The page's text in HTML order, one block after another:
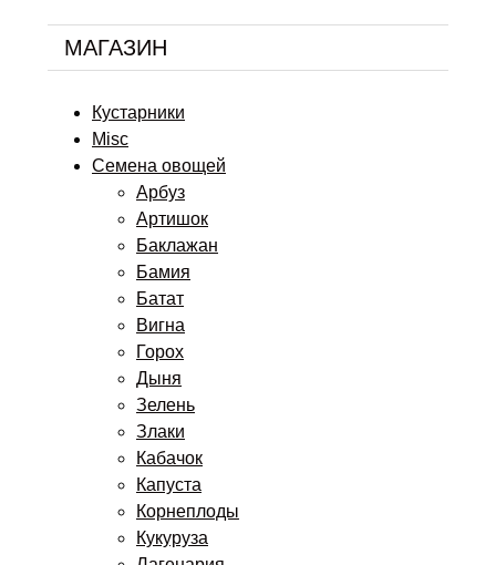
МАГАЗИН
Кустарники
Misc
Семена овощей
Арбуз
Артишок
Баклажан
Бамия
Батат
Вигна
Горох
Дыня
Зелень
Злаки
Кабачок
Капуста
Корнеплоды
Кукуруза